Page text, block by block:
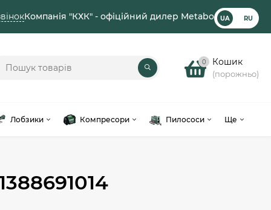
Компанія "КХК" - офіційний дилер Metabo UA RU
0 Кошик
(порожньо)
Лобзики Компресори Пилососи Ще